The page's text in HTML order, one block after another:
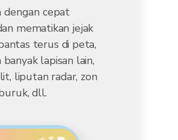
dengan cepat
mematikan jejak
terus di peta,
lapisan lain,
liputan radar, zon
dll.